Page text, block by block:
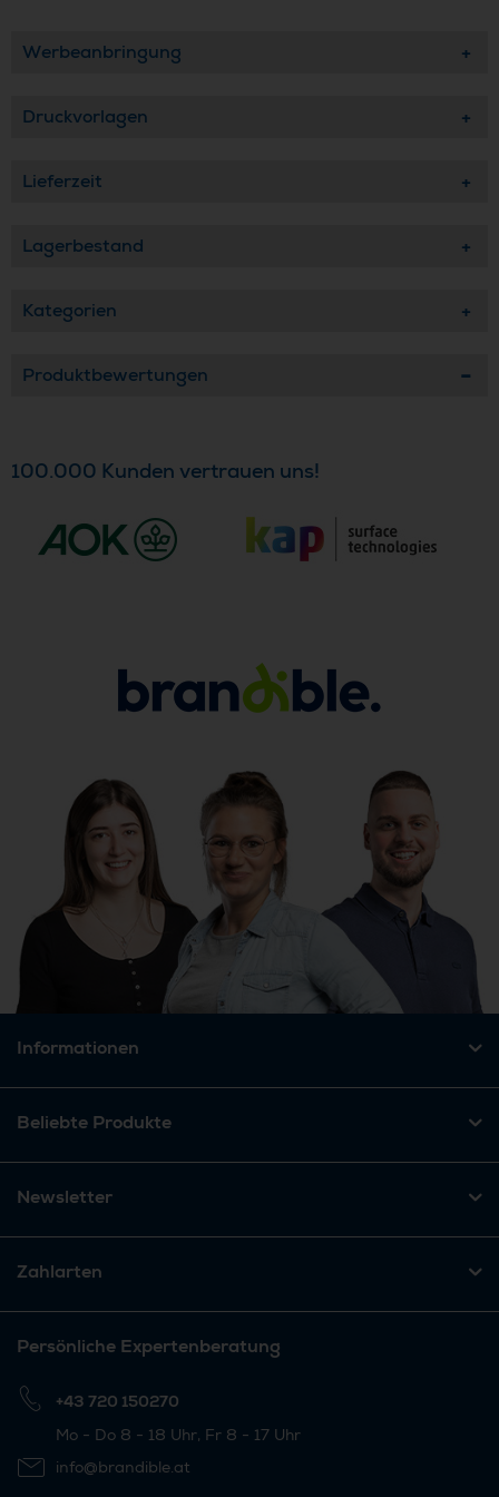
Werbeanbringung
Druckvorlagen
Lieferzeit
Lagerbestand
Kategorien
Produktbewertungen
100.000 Kunden vertrauen uns!
Informationen
Beliebte Produkte
Newsletter
Zahlarten
Persönliche Expertenberatung
+43 720 150270
Mo - Do 8 - 18 Uhr, Fr 8 - 17 Uhr
info@brandible.at